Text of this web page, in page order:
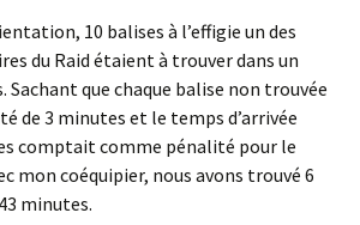
10 balises à l’effigie un des
du Raid étaient à trouver dans un
Sachant que chaque balise non trouvée
de 3 minutes et le temps d’arrivée
comptait comme pénalité pour le
mon coéquipier, nous avons trouvé 6
minutes.